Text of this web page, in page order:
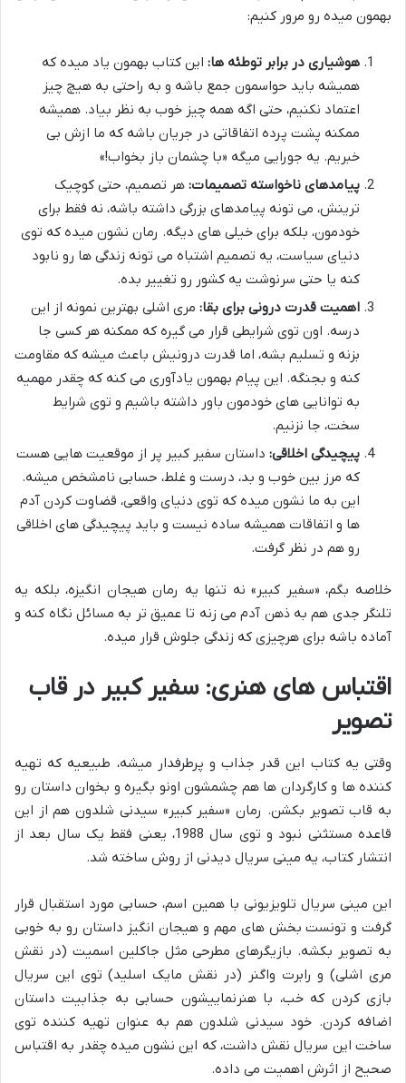
بهمون میده رو مرور کنیم:
هوشیاری در برابر توطئه ها: این کتاب بهمون یاد میده که
همیشه باید حواسمون جمع باشه و به راحتی به هیچ چیز
اعتماد نکنیم، حتی اگه همه چیز خوب به نظر بیاد. همیشه
ممکنه پشت پرده اتفاقاتی در جریان باشه که ما ازش بی
خبریم. یه جورایی میگه «با چشمان باز بخواب!»
پیامدهای ناخواسته تصمیمات: هر تصمیم، حتی کوچیک
ترینش، می تونه پیامدهای بزرگی داشته باشه، نه فقط برای
خودمون، بلکه برای خیلی های دیگه. رمان نشون میده که توی
دنیای سیاست، یه تصمیم اشتباه می تونه زندگی ها رو نابود
کنه یا حتی سرنوشت یه کشور رو تغییر بده.
اهمیت قدرت درونی برای بقا: مری اشلی بهترین نمونه از این
درسه. اون توی شرایطی قرار می گیره که ممکنه هر کسی جا
بزنه و تسلیم بشه، اما قدرت درونیش باعث میشه که مقاومت
کنه و بجنگه. این پیام بهمون یادآوری می کنه که چقدر مهمیه
به توانایی های خودمون باور داشته باشیم و توی شرایط
سخت، جا نزنیم.
پیچیدگی اخلاقی: داستان سفیر کبیر پر از موقعیت هایی هست
که مرز بین خوب و بد، درست و غلط، حسابی نامشخص میشه.
این به ما نشون میده که توی دنیای واقعی، قضاوت کردن آدم
ها و اتفاقات همیشه ساده نیست و باید پیچیدگی های اخلاقی
رو هم در نظر گرفت.
خلاصه بگم، «سفیر کبیر» نه تنها یه رمان هیجان انگیزه، بلکه یه
تلنگر جدی هم به ذهن آدم می زنه تا عمیق تر به مسائل نگاه کنه و
آماده باشه برای هرچیزی که زندگی جلوش قرار میده.
اقتباس های هنری: سفیر کبیر در قاب
تصویر
وقتی یه کتاب این قدر جذاب و پرطرفدار میشه، طبیعیه که تهیه
کننده ها و کارگردان ها هم چشمشون اونو بگیره و بخوان داستان رو
به قاب تصویر بکشن. رمان «سفیر کبیر» سیدنی شلدون هم از این
قاعده مستثنی نبود و توی سال 1988، یعنی فقط یک سال بعد از
انتشار کتاب، یه مینی سریال دیدنی از روش ساخته شد.
این مینی سریال تلویزیونی با همین اسم، حسابی مورد استقبال قرار
گرفت و تونست بخش های مهم و هیجان انگیز داستان رو به خوبی
به تصویر بکشه. بازیگرهای مطرحی مثل جاکلین اسمیت (در نقش
مری اشلی) و رابرت واگنر (در نقش مایک اسلید) توی این سریال
بازی کردن که خب، با هنرنماییشون حسابی به جذابیت داستان
اضافه کردن. خود سیدنی شلدون هم به عنوان تهیه کننده توی
ساخت این سریال نقش داشت، که این نشون میده چقدر به اقتباس
صحیح از اثرش اهمیت می داده.